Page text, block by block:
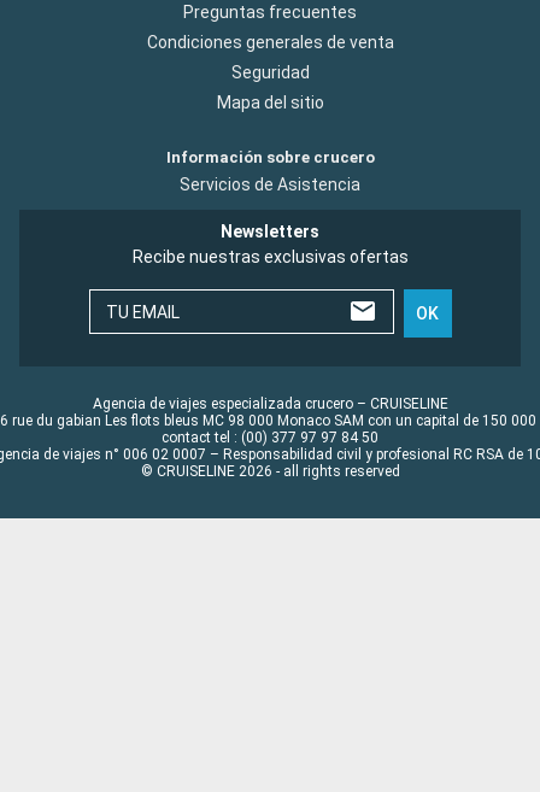
Preguntas frecuentes
Condiciones generales de venta
Seguridad
Mapa del sitio
Información sobre crucero
Servicios de Asistencia
Newsletters
Recibe nuestras exclusivas ofertas
TU EMAIL OK
Agencia de viajes especializada crucero – CRUISELINE
rue du gabian Les flots bleus MC 98 000 Monaco SAM con un capital de 150 000
contact tel : (00) 377 97 97 84 50
de viajes n° 006 02 0007 – Responsabilidad civil y profesional RC RSA de
© CRUISELINE 2026 - all rights reserved